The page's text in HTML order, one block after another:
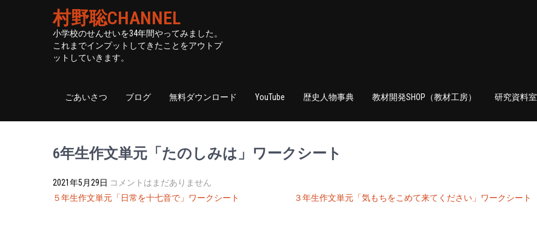
村野聡CHANNEL
小学校のせんせいを34年間やってみました。
これまでインプットしてきたことをアウトプ
ットしていきます。
ごあいさつ ブログ 無料ダウンロード YouTube 歴史人物事典 教材開発SHOP（教材工房） 研究資料室
6年生作文単元「たのしみは」ワークシート
2021年5月29日 コメントはまだありません
投
５年生作文単元「日常を十七音で」ワークシート ３年生作文単元「気もちをこめて来てください」ワークシート